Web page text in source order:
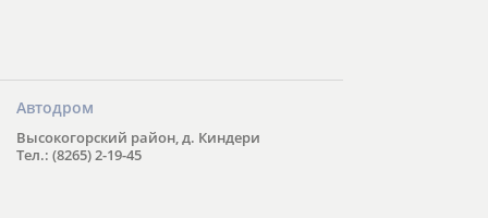
Автодром
Высокогорский район, д. Киндери
Тел.: (8265) 2-19-45